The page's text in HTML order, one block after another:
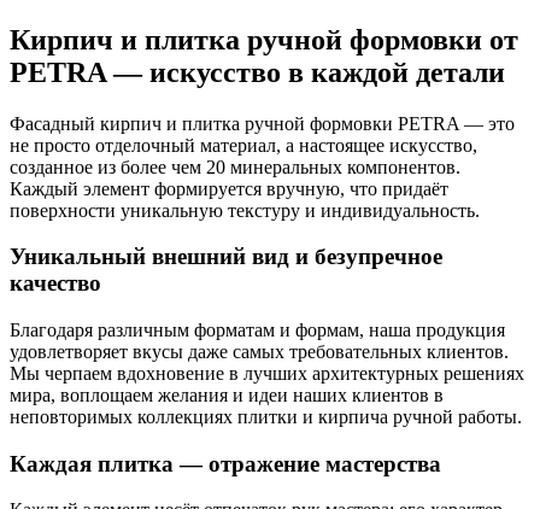
Кирпич и плитка ручной формовки от
PETRA — искусство в каждой детали
Фасадный кирпич и плитка ручной формовки PETRA — это
не просто отделочный материал, а настоящее искусство,
созданное из более чем 20 минеральных компонентов.
Каждый элемент формируется вручную, что придаёт
поверхности уникальную текстуру и индивидуальность.
Уникальный внешний вид и безупречное
качество
Благодаря различным форматам и формам, наша продукция
удовлетворяет вкусы даже самых требовательных клиентов.
Мы черпаем вдохновение в лучших архитектурных решениях
мира, воплощаем желания и идеи наших клиентов в
неповторимых коллекциях плитки и кирпича ручной работы.
Каждая плитка — отражение мастерства